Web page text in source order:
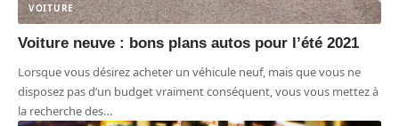
VOITURE
Voiture neuve : bons plans autos pour l’été 2021
Lorsque vous désirez acheter un véhicule neuf, mais que vous ne
disposez pas d’un budget vraiment conséquent, vous vous mettez à
la recherche des…